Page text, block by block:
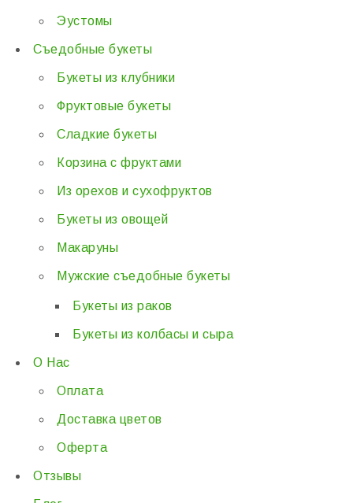
Эустомы
Съедобные букеты
Букеты из клубники
Фруктовые букеты
Сладкие букеты
Корзина с фруктами
Из орехов и сухофруктов
Букеты из овощей
Макаруны
Мужские съедобные букеты
Букеты из раков
Букеты из колбасы и сыра
О Нас
Оплата
Доставка цветов
Оферта
Отзывы